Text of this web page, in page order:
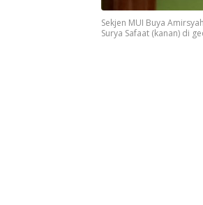
Sekjen MUI Buya
Surya Safaat (kanan) di